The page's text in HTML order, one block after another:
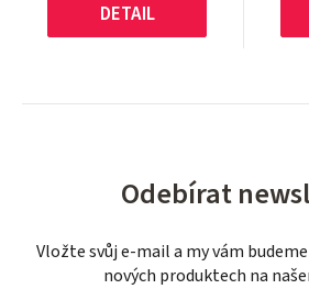
DETAIL
Odebírat
Vložte svůj e-mail a my vám
nových produktech na